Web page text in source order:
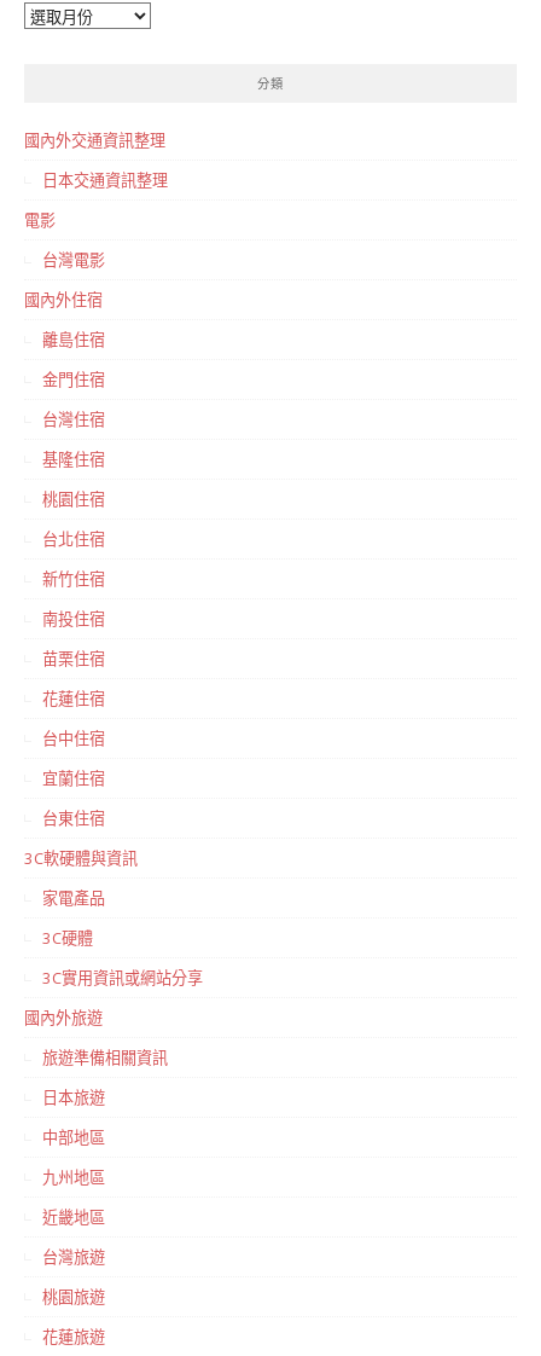
彙
分類
國內外交通資訊整理
日本交通資訊整理
電影
台灣電影
國內外住宿
離島住宿
金門住宿
台灣住宿
基隆住宿
桃園住宿
台北住宿
新竹住宿
南投住宿
苗栗住宿
花蓮住宿
台中住宿
宜蘭住宿
台東住宿
3C軟硬體與資訊
家電產品
3C硬體
3C實用資訊或網站分享
國內外旅遊
旅遊準備相關資訊
日本旅遊
中部地區
九州地區
近畿地區
台灣旅遊
桃園旅遊
花蓮旅遊